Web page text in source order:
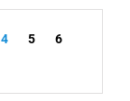
4 5
6